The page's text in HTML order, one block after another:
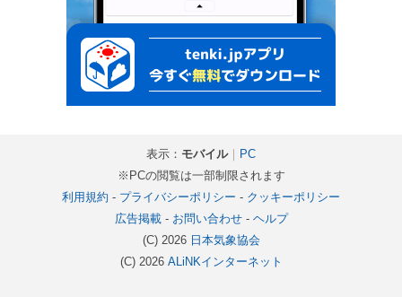
表示： モバイル｜ PC
※PCの閲覧は一部制限されます
利用規約 - プライバシーポリシー - クッキーポリシー
広告掲載- お問い合わせ- ヘルプ
(C) 2026 日本気象協会
(C) 2026 ALiNKインターネット